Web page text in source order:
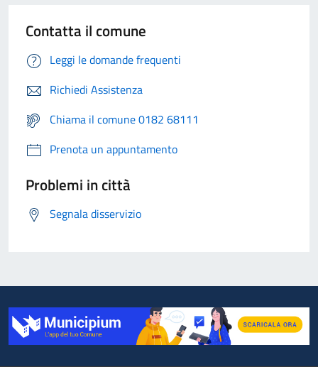
Contatta il comune
Leggi le domande frequenti
Richiedi Assistenza
Chiama il comune 0182 68111
Prenota un appuntamento
Problemi in città
Segnala disservizio